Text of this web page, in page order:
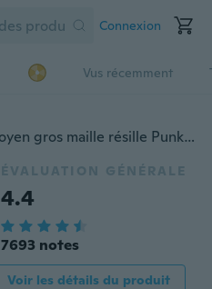
Connexion
Vus récemment
Collants résille 20D, petit moyen gros maille résille Punk collants Anti-crochet Nylon évider bas collants
ÉVALUATION GÉNÉRALE
4.4
7693 notes
Voir les détails du produit